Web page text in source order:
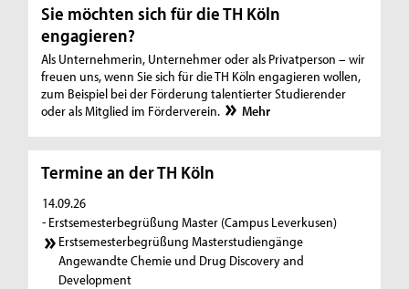
n
n
n
M
Sie möchten sich für die TH Köln
engagieren?
Als Unternehmerin, Unternehmer oder als Privatperson – wir
freuen uns, wenn Sie sich für die TH Köln engagieren wollen,
zum Beispiel bei der Förderung talentierter Studierender
oder als Mitglied im Förderverein.
Mehr
Termine an der TH Köln
14.09.26
- Erstsemesterbegrüßung Master (Campus Leverkusen)
Erstsemesterbegrüßung Masterstudiengänge
Angewandte Chemie und Drug Discovery and
Development